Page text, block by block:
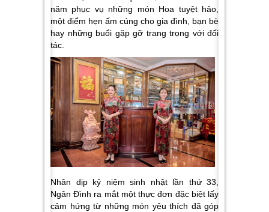
năm phục vụ những món Hoa tuyệt hảo,
một điểm hẹn ấm cúng cho gia đình, bạn bè
hay những buổi gặp gỡ trang trọng với đối
tác.
Nhân dịp kỷ niệm sinh nhật lần thứ 33,
Ngân Đình ra mắt một thực đơn đặc biệt lấy
cảm hứng từ những món yêu thích đã góp